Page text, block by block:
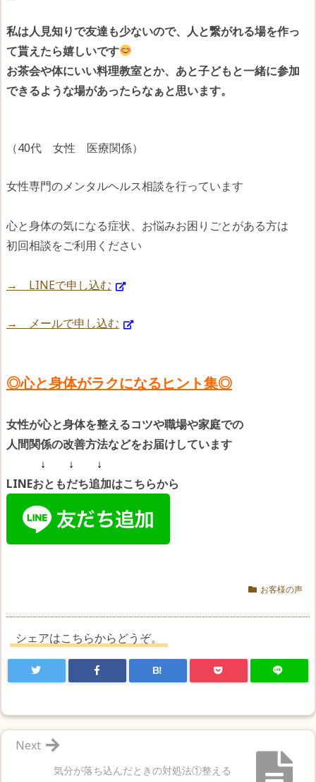
私は人見知りで友達も少ないので、人と繋がれる場を作っ
て貰えたら嬉しいです
お茶会や体にいい料理教室とか、あと子どもと一緒に参加
できるような場があったらなぁと思います。
（40代 女性 医療関係）
女性専門のメンタルヘルス相談を行っています
心と身体の気になる症状、お悩みお困りごとがある方は
初回相談をご利用ください
→ LINEで申し込む
→ メールで申し込む
◎心と身体がラクになるヒント集◎
女性が心と身体を整えるコツや職場や家庭での
人間関係の改善方法などをお届けしています
↓ ↓ ↓
LINEおともだち追加はこちらから
お客様の声
シェアはこちらからどうぞ。
B!
気分が落ち込んだときの対処法①整える
Next